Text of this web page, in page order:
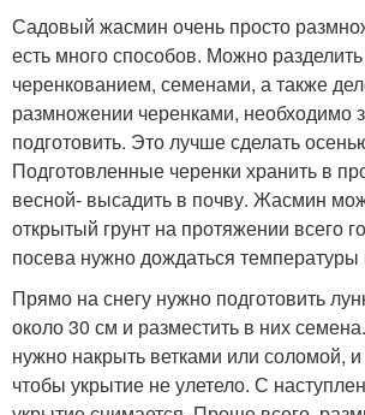
Садовый жасмин очень просто
есть много способов. Можно
черенкованием, семенами, а также
размножении черенками, необходимо
подготовить. Это лучше сделать
Подготовленные черенки хранить в
весной- высадить в почву. Жасмин
открытый грунт на протяжении всего
посева нужно дождаться
Прямо на снегу нужно подготовить
около 30 см и разместить в них
нужно накрыть ветками или соломой,
чтобы укрытие не улетело. С